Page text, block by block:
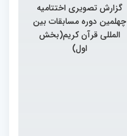
گزارش تصویری اختتامیه
چهلمین دوره مسابقات بین
المللی قرآن کریم(بخش
اول)